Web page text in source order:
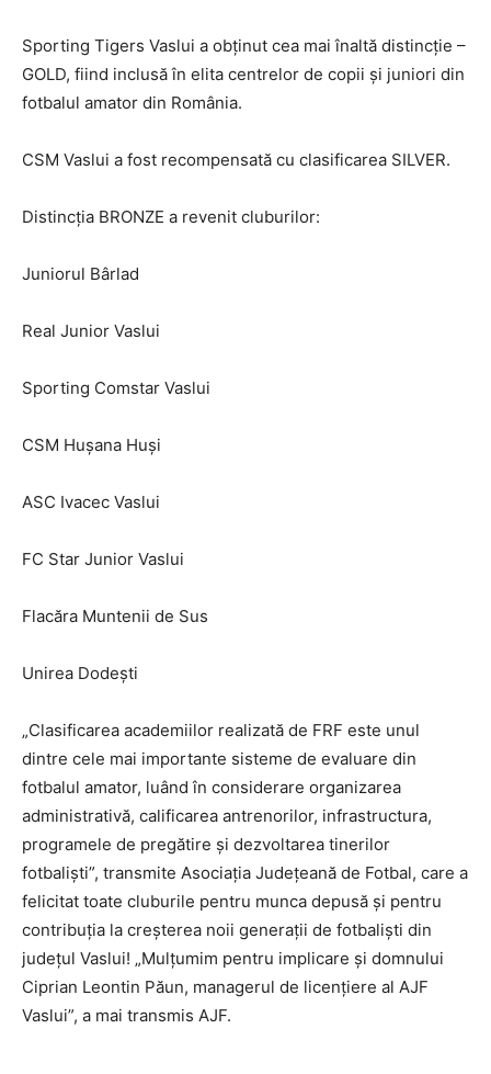
Sporting Tigers Vaslui a obținut cea mai înaltă distincție –
GOLD, fiind inclusă în elita centrelor de copii și juniori din
fotbalul amator din România.
CSM Vaslui a fost recompensată cu clasificarea SILVER.
Distincția BRONZE a revenit cluburilor:
Juniorul Bârlad
Real Junior Vaslui
Sporting Comstar Vaslui
CSM Hușana Huși
ASC Ivacec Vaslui
FC Star Junior Vaslui
Flacăra Muntenii de Sus
Unirea Dodești
„Clasificarea academiilor realizată de FRF este unul
dintre cele mai importante sisteme de evaluare din
fotbalul amator, luând în considerare organizarea
administrativă, calificarea antrenorilor, infrastructura,
programele de pregătire și dezvoltarea tinerilor
fotbaliști”, transmite Asociația Județeană de Fotbal, care a
felicitat toate cluburile pentru munca depusă și pentru
contribuția la creșterea noii generații de fotbaliști din
județul Vaslui! „Mulțumim pentru implicare și domnului
Ciprian Leontin Păun, managerul de licențiere al AJF
Vaslui”, a mai transmis AJF.